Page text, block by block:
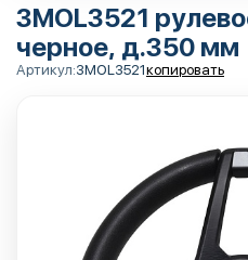
3MOL3521
черное, д.350 мм
Артикул:3MOL3521копировать